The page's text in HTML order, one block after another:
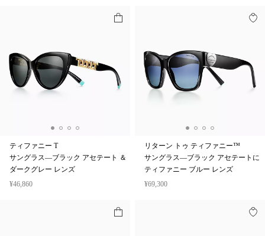
ティファニー T
サングラス—ブラック アセテート ＆
ダークグレー レンズ
¥46,860
リターン トゥ ティファニー™
サングラス—ブラック アセテートに
ティファニー ブルー レンズ
¥69,300